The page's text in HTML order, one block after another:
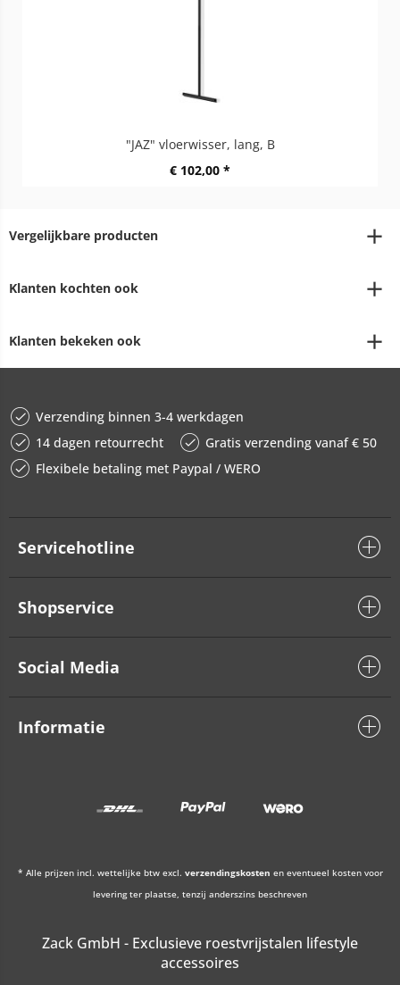
"JAZ" vloerwisser, lang, B
€ 102,00 *
Vergelijkbare producten
Klanten kochten ook
Klanten bekeken ook
Verzending binnen 3-4 werkdagen
14 dagen retourrecht
Gratis verzending vanaf € 50
Flexibele betaling met Paypal / WERO
Servicehotline
Shopservice
Social Media
Informatie
* Alle prijzen incl. wettelijke btw excl. verzendingskosten en eventueel kosten voor
levering ter plaatse, tenzij anderszins beschreven
Zack GmbH - Exclusieve roestvrijstalen lifestyle
accessoires